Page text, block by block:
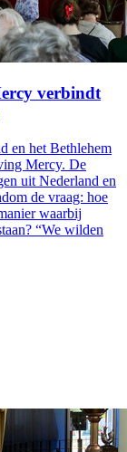
verbindt
en het Bethlehem
Mercy. De
uit Nederland en
de vraag: hoe
waarbij
“We wilden